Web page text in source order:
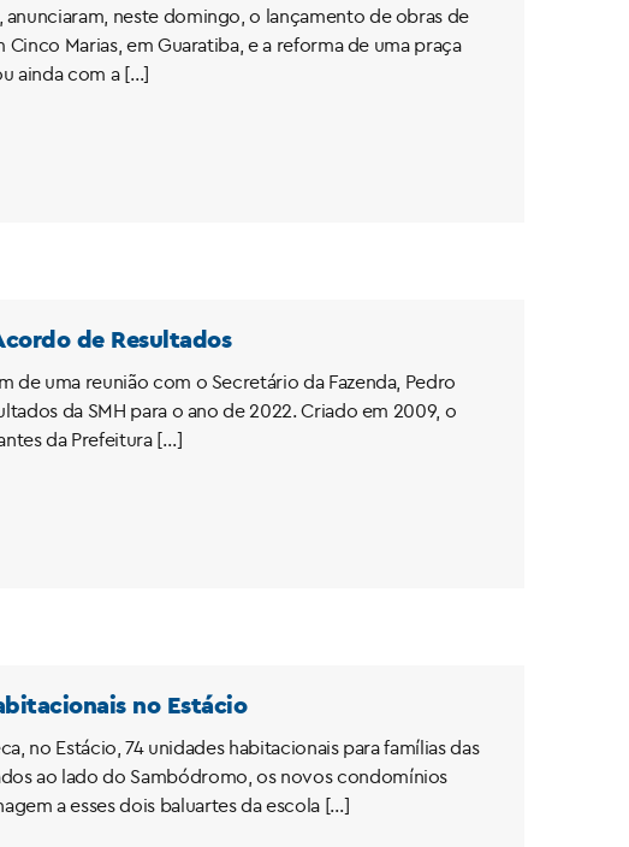
neste domingo, o lançamento de obras de
Marias, em Guaratiba, e a reforma de uma praça
ainda com a […]
de Resultados
de uma reunião com o Secretário da Fazenda, Pedro
da SMH para o ano de 2022. Criado em 2009, o
da Prefeitura […]
no Estácio
no Estácio, 74 unidades habitacionais para famílias das
ao lado do Sambódromo, os novos condomínios
a esses dois baluartes da escola […]